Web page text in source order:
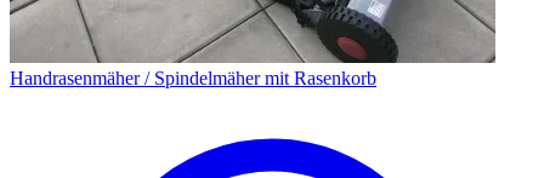
Handrasenmäher / Spindelmäher mit Rasenkorb